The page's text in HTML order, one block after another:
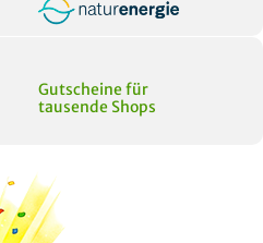
Gutscheine für
tausende Shops